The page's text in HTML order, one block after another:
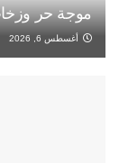
موجة حر
أغسطس 6, 2026